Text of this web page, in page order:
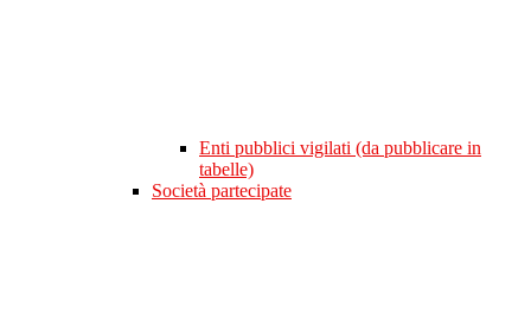
Enti pubblici vigilati (da pubblicare in
tabelle)
Società partecipate